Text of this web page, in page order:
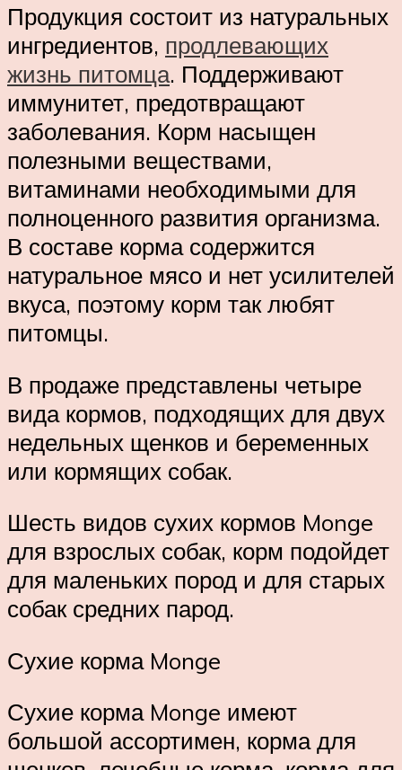
Продукция состоит из натуральных
ингредиентов, продлевающих
жизнь питомца. Поддерживают
иммунитет, предотвращают
заболевания. Корм насыщен
полезными веществами,
витаминами необходимыми для
полноценного развития организма.
В составе корма содержится
натуральное мясо и нет усилителей
вкуса, поэтому корм так любят
питомцы.
В продаже представлены четыре
вида кормов, подходящих для двух
недельных щенков и беременных
или кормящих собак.
Шесть видов сухих кормов Monge
для взрослых собак, корм подойдет
для маленьких пород и для старых
собак средних парод.
Сухие корма Monge
Сухие корма Monge имеют
большой ассортимен, корма для